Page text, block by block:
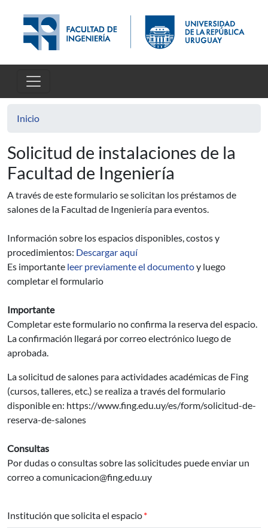
Inicio
Solicitud de instalaciones de la
Facultad de Ingeniería
A través de este formulario se solicitan los préstamos de
salones de la Facultad de Ingeniería para eventos.
Información sobre los espacios disponibles, costos y
procedimientos: Descargar aquí
Es importante leer previamente el documentoy luego
completar el formulario
Importante
Completar este formulario no confirma la reserva del espacio.
La confirmación llegará por correo electrónico luego de
aprobada.
La solicitud de salones para actividades académicas de Fing
(cursos, talleres, etc.) se realiza a través del formulario
disponible en: https://www.fing.edu.uy/es/form/solicitud-de-
reserva-de-salones
Consultas
Por dudas o consultas sobre las solicitudes puede enviar un
correo a comunicacion@fing.edu.uy
Institución que solicita el espacio